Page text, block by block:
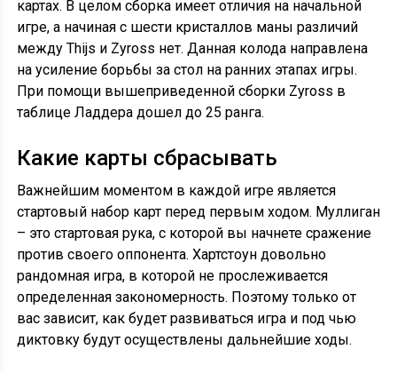
картах. В целом сборка имеет отличия на начальной
игре, а начиная с шести кристаллов маны различий
между Thijs и Zyross нет. Данная колода направлена
на усиление борьбы за стол на ранних этапах игры.
При помощи вышеприведенной сборки Zyross в
таблице Ладдера дошел до 25 ранга.
Какие карты сбрасывать
Важнейшим моментом в каждой игре является
стартовый набор карт перед первым ходом. Муллиган
– это стартовая рука, с которой вы начнете сражение
против своего оппонента. Хартстоун довольно
рандомная игра, в которой не прослеживается
определенная закономерность. Поэтому только от
вас зависит, как будет развиваться игра и под чью
диктовку будут осуществлены дальнейшие ходы.